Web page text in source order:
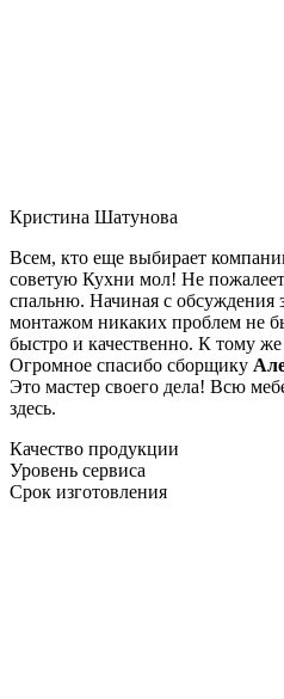
Кристина Шатунова
Всем, кто еще выбирает
советую Кухни мол! Не
спальню. Начиная с обсуждения
монтажом никаких проблем не
быстро и качественно. К тому
Огромное спасибо сборщику
Это мастер своего дела! Всю
здесь.
Качество продукции
Уровень сервиса
Срок изготовления